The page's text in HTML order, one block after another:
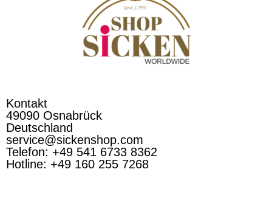
Kontakt
49090 Osnabrück
Deutschland
service@sickenshop.com
Telefon: +49 541 6733 8362
Hotline: +49 160 255 7268